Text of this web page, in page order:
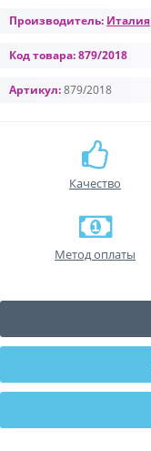
Производитель: Италия
Код товара:879/2018
Артикул:879/2018
Качество
Метод оплаты